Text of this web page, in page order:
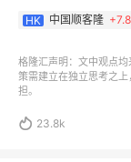
HK 中国顺客隆 +
格隆汇声明：文中观点
策需建立在独立思考之
担。
 23.8k